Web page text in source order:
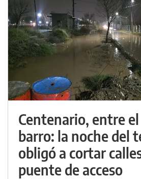
Centenario, entre
barro: la noche del
obligó a cortar
puente de acceso